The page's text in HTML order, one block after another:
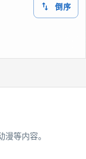
倒序
等内容。